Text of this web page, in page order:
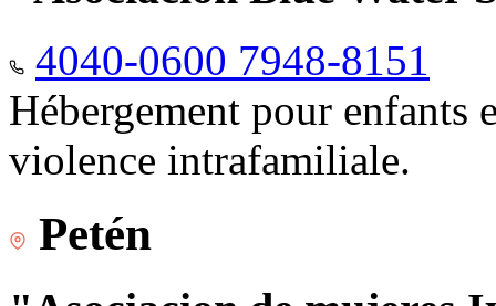
4040-0600 7948-8151
Hébergement pour enfants
violence intrafamiliale.
Petén